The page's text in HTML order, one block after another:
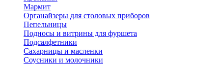
Мармит
Органайзеры для столовых приборов
Пепельницы
Подносы и витрины для фуршета
Подсалфетники
Сахарницы и масленки
Соусники и молочники